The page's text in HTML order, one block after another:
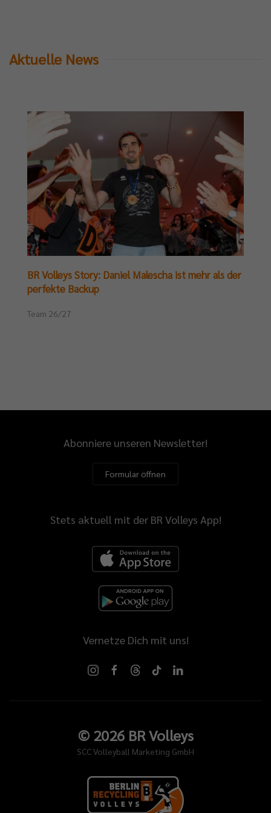
Aktuelle News
BR Volleys Story: Daniel Malescha ist mehr als der
perfekte Backup
Team 26/27
Abonniere unseren Newsletter!
Formular öffnen
Stets aktuell mit der BR Volleys App!
Vernetze Dich mit uns!
© 2026BR Volleys
SCC Volleyball Marketing GmbH